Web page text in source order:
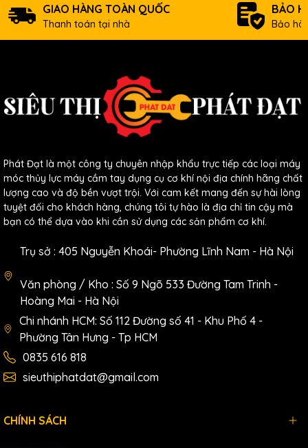
GIAO HÀNG TOÀN QUỐC
Thanh toán tại nhà
BẢO
Bảo
Phát Đạt là một công ty chuyên nhập khẩu trực tiếp các loại máy
móc thủy lực máy cầm tay dụng cụ cơ khí nội địa chính hãng chất
lượng cao và độ bền vượt trội. Với cam kết mang đến sự hài lòng
tuyệt đối cho khách hàng, chúng tôi tự hào là địa chỉ tin cậy mà
bạn có thể dựa vào khi cần sử dụng các sản phẩm cơ khí.
Trụ sở : 405 Nguyễn Khoái- Phường Lĩnh Nam - Hà Nội
Văn phòng / Kho : Số 9 Ngõ 533 Đường Tam Trinh -
Hoàng Mai - Hà Nội
Chi nhánh HCM: Số 112 Đường số 41 - Khu Phố 4 -
Phường Tân Hưng - Tp HCM
0835 616 818
sieuthiphatdat@gmail.com
CHÍNH SÁCH